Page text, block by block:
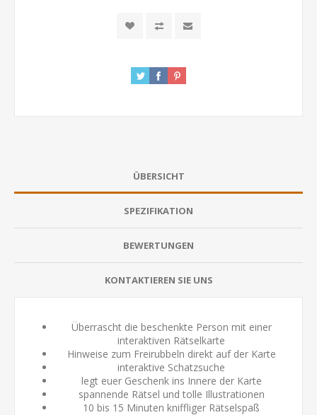
ÜBERSICHT
SPEZIFIKATION
BEWERTUNGEN
KONTAKTIEREN SIE UNS
Überrascht die beschenkte Person mit einer
interaktiven Rätselkarte
Hinweise zum Freirubbeln direkt auf der Karte
interaktive Schatzsuche
legt euer Geschenk ins Innere der Karte
spannende Rätsel und tolle Illustrationen
10 bis 15 Minuten kniffliger Rätselspaß